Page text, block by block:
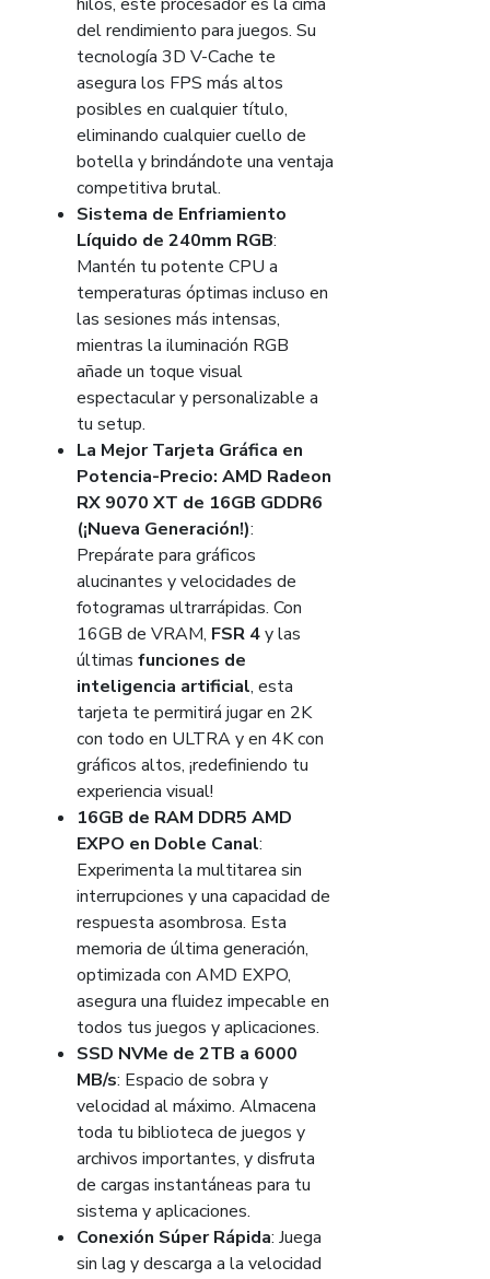
del rendimiento para juegos. Su
tecnología 3D V-Cache te
asegura los FPS más altos
posibles en cualquier título,
eliminando cualquier cuello de
botella y brindándote una ventaja
competitiva brutal.
Sistema de Enfriamiento
Líquido de 240mm RGB:
Mantén tu potente CPU a
temperaturas óptimas incluso en
las sesiones más intensas,
mientras la iluminación RGB
añade un toque visual
espectacular y personalizable a
tu setup.
La Mejor Tarjeta Gráfica en
Potencia-Precio: AMD Radeon
RX 9070 XT de 16GB GDDR6
(¡Nueva Generación!):
Prepárate para gráficos
alucinantes y velocidades de
fotogramas ultrarrápidas. Con
16GB de VRAM, FSR 4y las
últimas funciones de
inteligencia artificial, esta
tarjeta te permitirá jugar en 2K
con todo en ULTRA y en 4K con
gráficos altos, ¡redefiniendo tu
experiencia visual!
16GB de RAM DDR5 AMD
EXPO en Doble Canal:
Experimenta la multitarea sin
interrupciones y una capacidad de
respuesta asombrosa. Esta
memoria de última generación,
optimizada con AMD EXPO,
asegura una fluidez impecable en
todos tus juegos y aplicaciones.
SSD NVMe de 2TB a 6000
MB/s: Espacio de sobra y
velocidad al máximo. Almacena
toda tu biblioteca de juegos y
archivos importantes, y disfruta
de cargas instantáneas para tu
sistema y aplicaciones.
Conexión Súper Rápida: Juega
sin lag y descarga a la velocidad